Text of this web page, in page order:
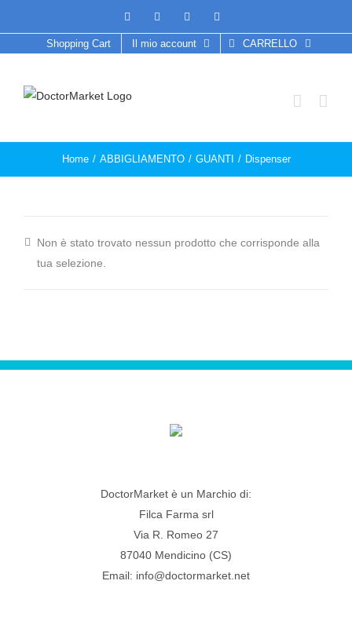
contenuto
FacebookTwitter Instagram
Shopping Cart Il mio account CARRELLO
Home / ABBIGLIAMENTO / GUANTI / Dispenser
Non è stato trovato nessun prodotto che corrisponde alla
tua selezione.
DoctorMarket è un Marchio di:
Filca Farma srl
Via R. Romeo 27
87040 Mendicino (CS)
Email: info@doctormarket.net